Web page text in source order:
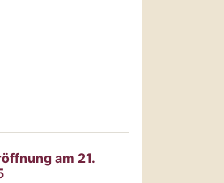
am 21.